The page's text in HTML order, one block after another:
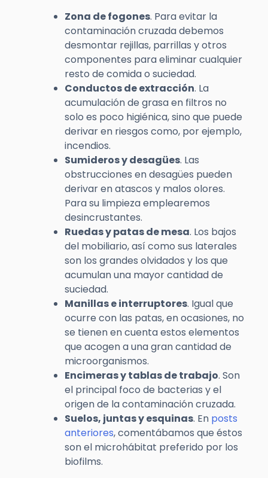
Zona de fogones. Para evitar la
contaminación cruzada debemos
desmontar rejillas, parrillas y otros
componentes para eliminar cualquier
resto de comida o suciedad.
Conductos de extracción. La
acumulación de grasa en filtros no
solo es poco higiénica, sino que puede
derivar en riesgos como, por ejemplo,
incendios.
Sumideros y desagües. Las
obstrucciones en desagües pueden
derivar en atascos y malos olores.
Para su limpieza emplearemos
desincrustantes.
Ruedas y patas de mesa. Los bajos
del mobiliario, así como sus laterales
son los grandes olvidados y los que
acumulan una mayor cantidad de
suciedad.
Manillas e interruptores. Igual que
ocurre con las patas, en ocasiones, no
se tienen en cuenta estos elementos
que acogen a una gran cantidad de
microorganismos.
Encimeras y tablas de trabajo. Son
el principal foco de bacterias y el
origen de la contaminación cruzada.
Suelos, juntas y esquinas. En posts
anteriores, comentábamos que éstos
son el microhábitat preferido por los
biofilms.